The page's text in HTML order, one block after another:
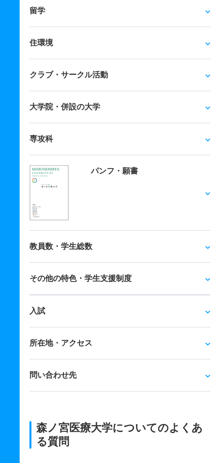
留学
住環境
クラブ・サークル活動
大学院・併設の大学
専攻科
パンフ・願書
教員数・学生総数
その他の特色・学生支援制度
入試
所在地・アクセス
問い合わせ先
森ノ宮医療大学についてのよくあ
る質問